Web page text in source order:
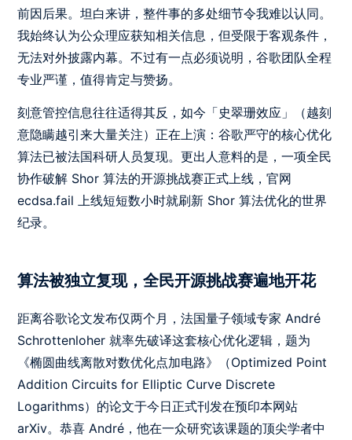
前因后果。坦白来讲，整件事的多处细节令我难以认同。
我始终认为公众理应获知相关信息，但受限于客观条件，
无法对外披露内幕。不过有一点必须说明，谷歌团队全程
专业严谨，值得肯定与赞扬。
刻意管控信息往往适得其反，如今「史翠珊效应」（越刻
意隐瞒越引来大量关注）正在上演：谷歌严守的核心优化
算法已被法国科研人员复现。更出人意料的是，一项全民
协作破解 Shor 算法的开源挑战赛正式上线，官网
ecdsa.fail 上线短短数小时就刷新 Shor 算法优化的世界
纪录。
算法被独立复现，全民开源挑战赛遍地开花
距离谷歌论文发布仅两个月，法国量子领域专家 André
Schrottenloher 就率先破译这套核心优化逻辑，题为
《椭圆曲线离散对数优化点加电路》（Optimized Point
Addition Circuits for Elliptic Curve Discrete
Logarithms）的论文于今日正式刊发在预印本网站
arXiv。恭喜 André，他在一众研究该课题的顶尖学者中